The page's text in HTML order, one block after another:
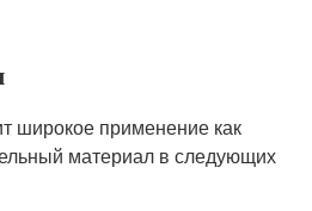
широкое применение как
материал в следующих